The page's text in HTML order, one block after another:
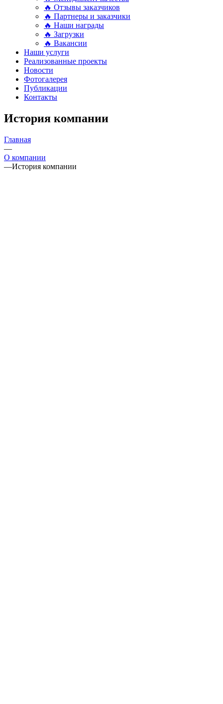
🔥 Отзывы заказчиков
🔥 Партнеры и заказчики
🔥 Наши награды
🔥 Загрузки
🔥 Вакансии
Наши услуги
Реализованные проекты
Новости
Фотогалерея
Публикации
Контакты
История компании
Главная
—
О компании
—История компании